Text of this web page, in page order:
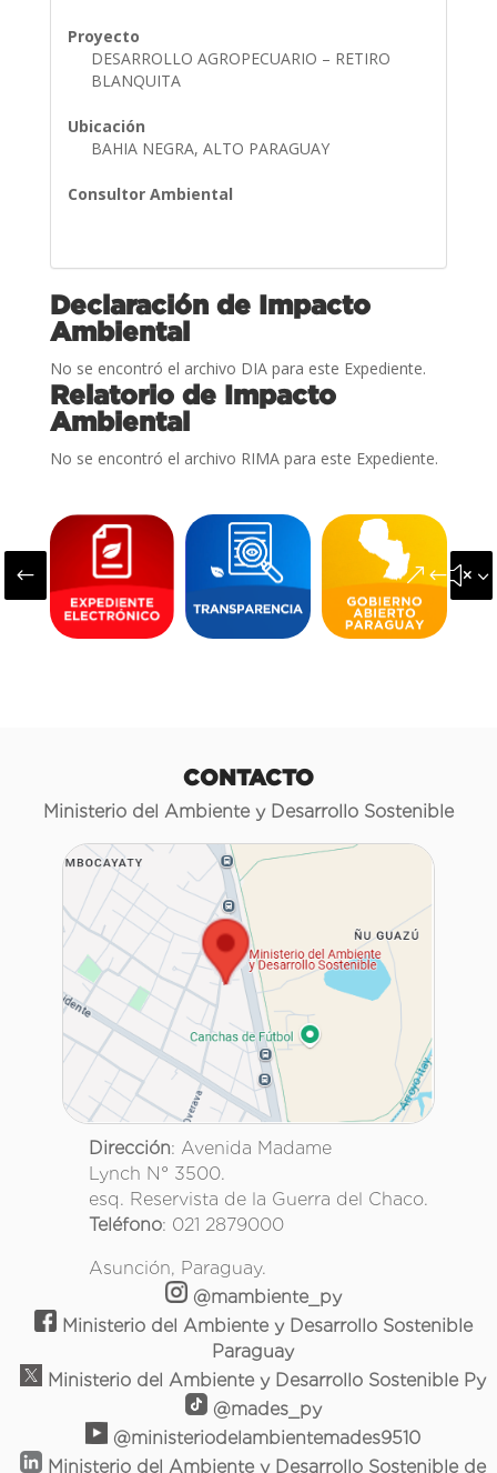
Proyecto
DESARROLLO AGROPECUARIO – RETIRO
BLANQUITA
Ubicación
BAHIA NEGRA, ALTO PARAGUAY
Consultor Ambiental
Declaración de Impacto
Ambiental
No se encontró el archivo DIA para este Expediente.
Relatorio de Impacto
Ambiental
No se encontró el archivo RIMA para este Expediente.
#
CONTACTO
Ministerio del Ambiente y Desarrollo Sostenible
Dirección: Avenida Madame
Lynch N° 3500.
esq. Reservista de la Guerra del Chaco.
Teléfono: 021 2879000
Asunción, Paraguay.
@mambiente_py
Ministerio del Ambiente y Desarrollo Sostenible
Paraguay
Ministerio del Ambiente y Desarrollo Sostenible Py
@mades_py
@ministeriodelambientemades9510
Ministerio del Ambiente y Desarrollo Sostenible de